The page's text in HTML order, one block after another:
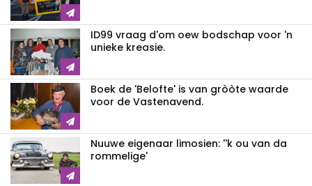
ID99 vraag d'om oew bodschap voor 'n
unieke kreasie.
Boek de 'Belofte' is van gròòte waarde
voor de Vastenavend.
Nuuwe eigenaar limosien: ''k ou van da
rommelige'